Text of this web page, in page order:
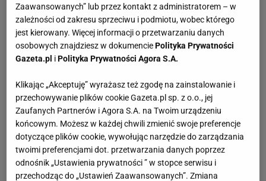
Zaawansowanych” lub przez kontakt z administratorem – w
zależności od zakresu sprzeciwu i podmiotu, wobec którego
jest kierowany. Więcej informacji o przetwarzaniu danych
osobowych znajdziesz w dokumenciePolityka Prywatności
Gazeta.pl iPolityka Prywatności Agora S.A.
Klikając „Akceptuję” wyrażasz też zgodę na zainstalowanie i
przechowywanie plików cookie Gazeta.pl sp. z o.o., jej
Zaufanych Partnerów i Agora S.A. na Twoim urządzeniu
końcowym. Możesz w każdej chwili zmienić swoje preferencje
dotyczące plików cookie, wywołując narzędzie do zarządzania
twoimi preferencjami dot. przetwarzania danych poprzez
odnośnik „Ustawienia prywatności ” w stopce serwisu i
przechodząc do „Ustawień Zaawansowanych”. Zmiana